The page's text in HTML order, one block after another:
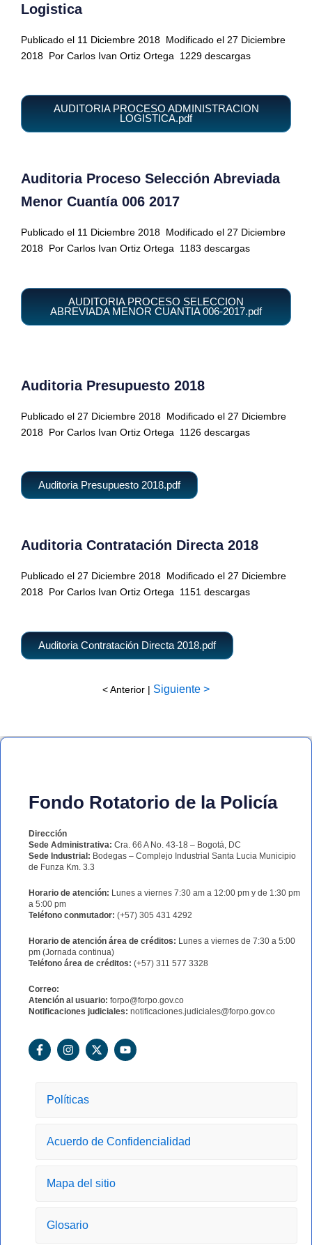
Logistica
Publicado el 11 Diciembre 2018 Modificado el 27 Diciembre
2018 Por Carlos Ivan Ortiz Ortega 1229 descargas
AUDITORIA PROCESO ADMINISTRACION
LOGISTICA.pdf
Auditoria Proceso Selección Abreviada
Menor Cuantía 006 2017
Publicado el 11 Diciembre 2018 Modificado el 27 Diciembre
2018 Por Carlos Ivan Ortiz Ortega 1183 descargas
AUDITORIA PROCESO SELECCION
ABREVIADA MENOR CUANTIA 006-2017.pdf
Auditoria Presupuesto 2018
Publicado el 27 Diciembre 2018 Modificado el 27 Diciembre
2018 Por Carlos Ivan Ortiz Ortega 1126 descargas
Auditoria Presupuesto 2018.pdf
Auditoria Contratación Directa 2018
Publicado el 27 Diciembre 2018 Modificado el 27 Diciembre
2018 Por Carlos Ivan Ortiz Ortega 1151 descargas
Auditoria Contratación Directa 2018.pdf
< Anterior | Siguiente >
Fondo Rotatorio de la Policía
Dirección
Sede Administrativa: Cra. 66 A No. 43-18 – Bogotá, DC
Sede Industrial: Bodegas – Complejo Industrial Santa Lucia Municipio
de Funza Km. 3.3
Horario de atención: Lunes a viernes 7:30 am a 12:00 pm y de 1:30 pm
a 5:00 pm
Teléfono conmutador: (+57) 305 431 4292
Horario de atención área de créditos: Lunes a viernes de 7:30 a 5:00
pm (Jornada continua)
Teléfono área de créditos: (+57) 311 577 3328
Correo:
Atención al usuario: forpo@forpo.gov.co
Notificaciones judiciales: notificaciones.judiciales@forpo.gov.co
F
a
I
n
g
X
-
Y
o
Políticas
Acuerdo de Confidencialidad
Mapa del sitio
Glosario